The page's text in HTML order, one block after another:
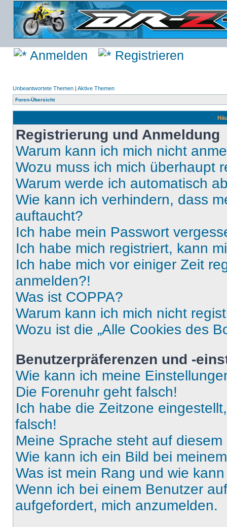
Anmelden Registrieren
Unbeantwortete Themen | Aktive Themen
Foren-Übersicht
Registrierung und Anmeldung
Warum kann ich mich nicht
Wozu muss ich mich überhaupt
Warum werde ich automatisch
Wie kann ich verhindern, dass
auftaucht?
Ich habe mein Passwort
Ich habe mich registriert, kann
Ich habe mich vor einiger Zeit
anmelden?!
Was ist COPPA?
Warum kann ich mich nicht
Wozu ist die „Alle Cookies des
Benutzerpräferenzen und -
Wie kann ich meine
Die Forenuhr geht falsch!
Ich habe die Zeitzone
falsch!
Meine Sprache steht auf
Wie kann ich ein Bild bei
Was ist mein Rang und wie
Wenn ich bei einem Benutzer
aufgefordert, mich anzumelden.